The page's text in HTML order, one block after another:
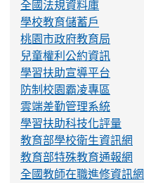
全國法規資料庫
學校教育儲蓄戶
桃園市政府教育局
兒童權利公約資訊
學習扶助宣導平台
防制校園霸凌專區
雲端差勤管理系統
學習扶助科技化評量
教育部學校衛生資訊網
教育部特殊教育通報網
全國教師在職進修資訊網